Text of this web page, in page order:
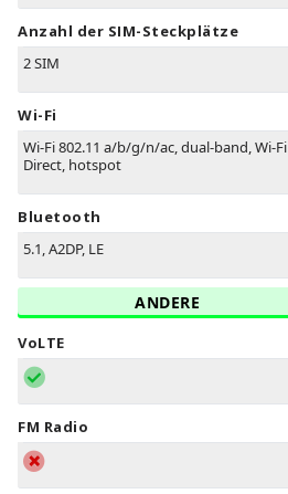
Anzahl der SIM-Steckplätze
2 SIM
Wi-Fi
Wi-Fi 802.11 a/b/g/n/ac, dual-band, Wi-Fi
Direct, hotspot
Bluetooth
5.1, A2DP, LE
ANDERE
VoLTE
FM Radio